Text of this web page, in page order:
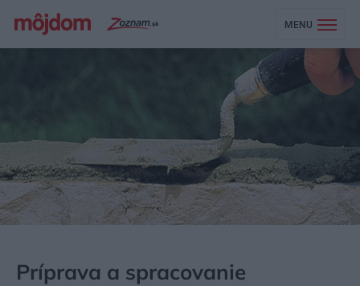
MENU
Príprava a spracovanie